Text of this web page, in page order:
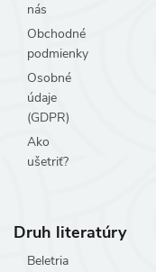
nás
Obchodné
podmienky
Osobné
údaje
(GDPR)
Ako
ušetriť?
Druh literatúry
Beletria